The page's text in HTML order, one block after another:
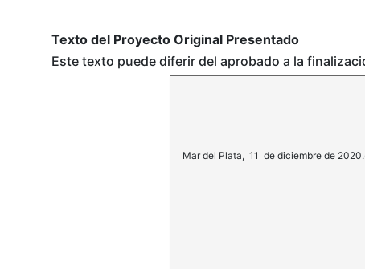
Texto del Proyecto Original Presentado
Este texto puede diferir del aprobado a la
Mar del Plata, 11 de diciembre de